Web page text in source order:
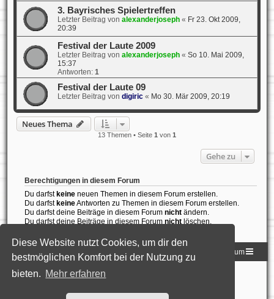
Diese Website nutzt Cookies, um dir den
bestmöglichen Komfort bei der Nutzung zu
bieten. Mehr erfahren
3. Bayrisches Spielertreffen
Letzter Beitrag von alexanderjoseph« Fr 23. Okt 2009,
20:39
Festival der Laute 2009
Letzter Beitrag von alexanderjoseph« So 10. Mai 2009,
15:37
Antworten: 1
Festival der Laute 09
Letzter Beitrag von digiric« Mo 30. Mär 2009, 20:19
Neues Thema
13 Themen • Seite 1 von 1
Gehe zu
Berechtigungen in diesem Forum
Du darfstkeineneuen Themen in diesem Forum erstellen.
Du darfstkeineAntworten zu Themen in diesem Forum erstellen.
Du darfst deine Beiträge in diesem Forum nichtändern.
Du darfst deine Beiträge in diesem Forum nichtlöschen.
Homepage der DLG Foren-Übersicht Impressum
Powered byphpBB® Forum Software © phpBB Limited
Style: Black-Silver-Split by Joyce&LunaphpBB-Style-Design